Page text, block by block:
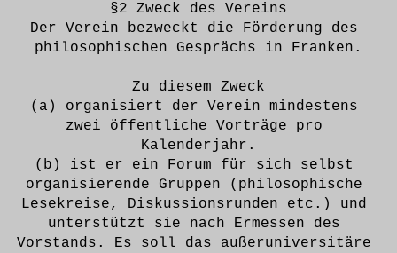
§2 Zweck des Vereins
Der Verein bezweckt die Förderung des
philosophischen Gesprächs in Franken.
Zu diesem Zweck
(a) organisiert der Verein mindestens
zwei öffentliche Vorträge pro
Kalenderjahr.
(b) ist er ein Forum für sich selbst
organisierende Gruppen (philosophische
Lesekreise, Diskussionsrunden etc.) und
unterstützt sie nach Ermessen des
Vorstands. Es soll das außeruniversitäre